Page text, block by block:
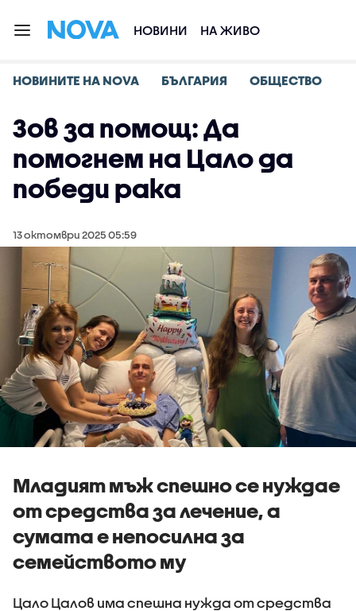
НОВИНИ НА ЖИВО
НОВИНИТЕ НА NOVA БЪЛГАРИЯ ОБЩЕСТВО
Зов за помощ: Да
помогнем на Цало да
победи рака
13 октомври 2025 05:59
Младият мъж спешно се нуждае
от средства за лечение, а
сумата е непосилна за
семейството му
Цало Цалов има спешна нужда от средства